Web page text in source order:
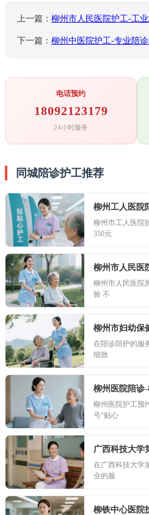
上一篇： 柳州市人民医院护工-工
下一篇： 柳州中医院护工-专业陪
电话预约
18092123179
24小时服务
同城陪诊护工推荐
柳州工人医院
柳州市工人医院
350元
柳州市人民医
柳州市人民医院
验 不
柳州市妇幼保
在陪诊陪护的服
细致
柳州医院陪诊
柳州医院护工预
号“贴心
广西科技大学
在广西科技大学
业的服
柳铁中心医院